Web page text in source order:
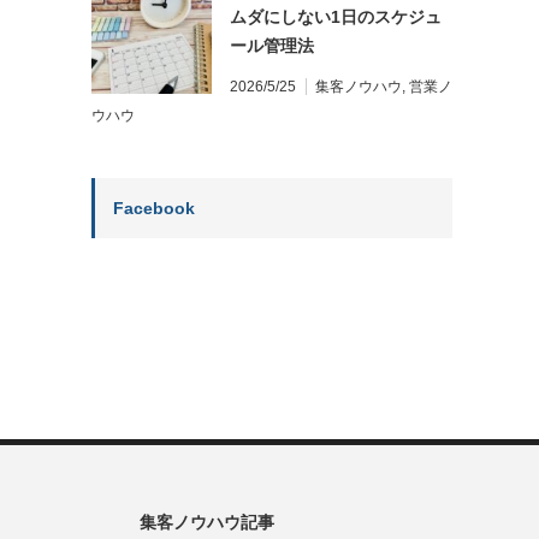
ムダにしない1日のスケジュ
ール管理法
2026/5/25 集客ノウハウ, 営業ノ
ウハウ
Facebook
集客ノウハウ記事